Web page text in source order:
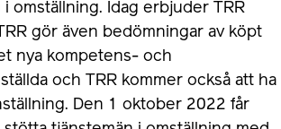
omställning. Idag erbjuder TRR
gör även bedömningar av köpt
nya kompetens- och
och TRR kommer också att ha
Den 1 oktober 2022 får